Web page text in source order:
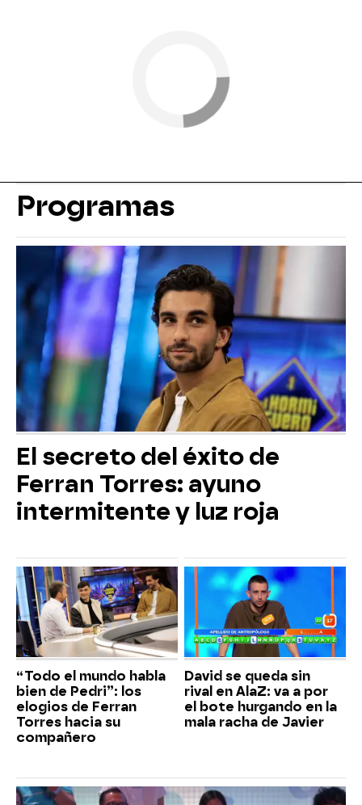
Programas
El secreto del éxito de
Ferran Torres: ayuno
intermitente y luz roja
“Todo el mundo habla
bien de Pedri”: los
elogios de Ferran
Torres hacia su
compañero
David se queda sin
rival en AlaZ: va a por
el bote hurgando en la
mala racha de Javier